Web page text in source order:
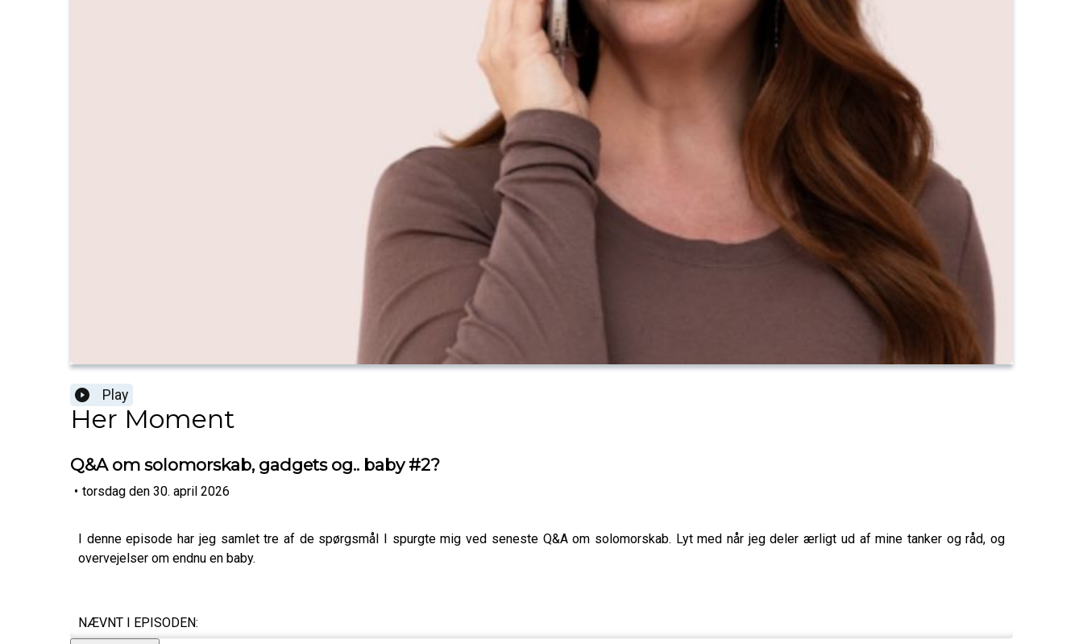
Play
Her Moment
Q&A om solomorskab, gadgets og.. baby #2?
• torsdag den 30. april 2026
I denne episode har jeg samlet tre af de spørgsmål I spurgte mig ved seneste Q&A om solomorskab. Lyt med når jeg deler ærligt ud af mine tanker og råd, og
overvejelser om endnu en baby.
NÆVNT I EPISODEN: